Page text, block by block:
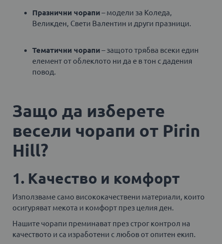
Празнични чорапи– модели за Коледа,
Великден, Свети Валентин и други празници.
Тематични чорапи– защото трябва всеки един
елемент от облеклото ни да е в тон с дадения
повод.
Защо да изберете
весели чорапи от Pirin
Hill?
1. Качество и комфорт
Използваме само висококачествени материали, които
осигуряват мекота и комфорт през целия ден.
Нашите чорапи преминават през строг контрол на
качеството и са изработени с любов от опитен екип.